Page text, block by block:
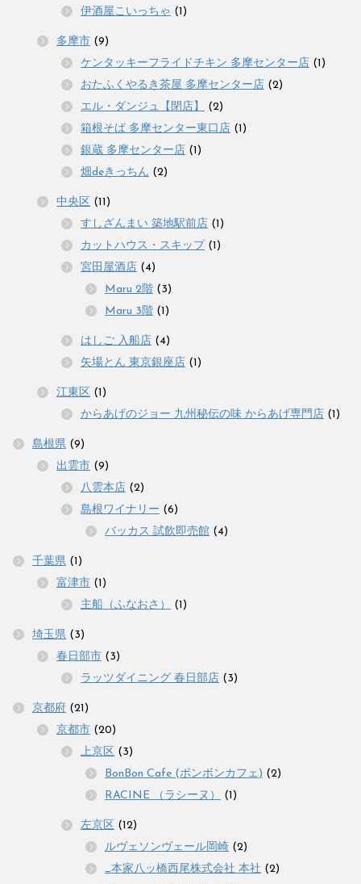
伊酒屋こいっちゃ (1)
多摩市 (9)
ケンタッキーフライドチキン 多摩センター店 (1)
おたふくやるき茶屋 多摩センター店 (2)
エル・ダンジュ【閉店】
(2)
箱根そば 多摩センター東口店 (1)
銀蔵 多摩センター店 (1)
畑deきっちん (2)
中央区 (11)
すしざんまい 築地駅前店 (1)
カットハウス・スキップ (1)
宮田屋酒店 (4)
Maru 2階 (3)
Maru 3階 (1)
はしご 入船店 (4)
矢場とん 東京銀座店 (1)
江東区 (1)
からあげのジョー 九州秘伝の味 からあげ専門店 (1)
島根県 (9)
出雲市 (9)
八雲本店 (2)
島根ワイナリー (6)
バッカス 試飲即売館 (4)
千葉県 (1)
富津市 (1)
主船（ふなおさ）
(1)
埼玉県 (3)
春日部市 (3)
ラッツダイニング 春日部店 (3)
京都府 (21)
京都市 (20)
上京区 (3)
BonBon Cafe (ボンボンカフェ) (2)
RACINE （ラシーヌ）
(1)
左京区 (12)
ルヴェソンヴェール岡崎 (2)
_本家八ッ橋西尾株式会社 本社 (2)